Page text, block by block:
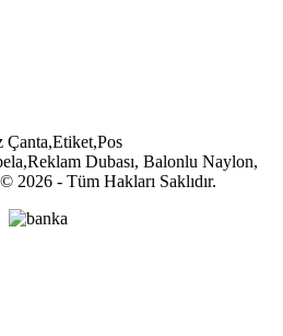
Çanta,Etiket,Pos
Dubası, Balonlu Naylon,
2026 - Tüm Hakları Saklıdır.